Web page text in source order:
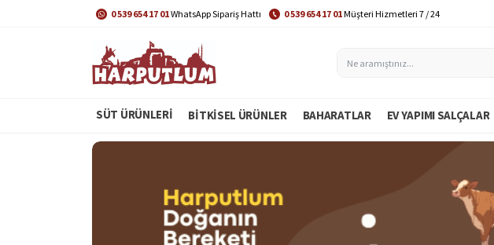
0 539 654 17 01WhatsApp Sipariş Hattı 0 539 654 17 01Müşteri Hizmetleri 7 / 24
SÜT ÜRÜNLERİ BITKISEL ÜRÜNLER BAHARATLAR EV YAPIMI SALÇALAR